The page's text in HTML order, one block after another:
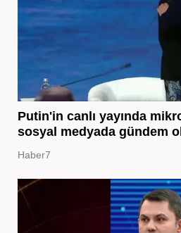
Putin'in canlı yayında
sosyal medyada gündem
Haber7